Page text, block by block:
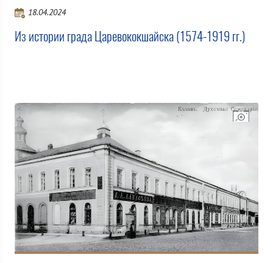
18.04.2024
Из истории града Царевококшайска (1574-1919 гг.)